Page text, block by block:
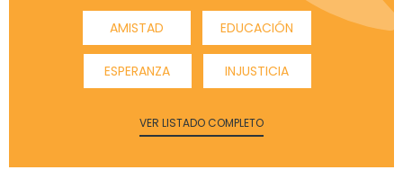
AMISTAD EDUCACIÓN
ESPERANZA INJUSTICIA
VER LISTADO COMPLETO